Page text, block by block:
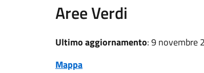
Aree Verdi
Ultimo aggiornamento: 9 novembre
Mappa